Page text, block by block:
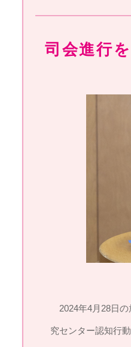
司会進行
2024年4月28日の
究センター認知行